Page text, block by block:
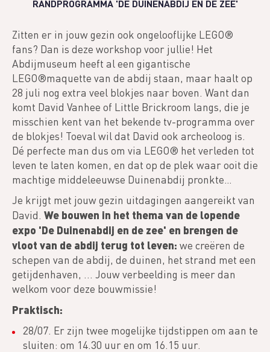
RANDPROGRAMMA 'DE DUINENABDIJ EN DE ZEE'
Zitten er in jouw gezin ook ongelooflijke LEGO®
fans? Dan is deze workshop voor jullie! Het
Abdijmuseum heeft al een gigantische
LEGO®maquette van de abdij staan, maar haalt op
28 juli nog extra veel blokjes naar boven. Want dan
komt David Vanhee of Little Brickroom langs, die je
misschien kent van het bekende tv-programma over
de blokjes! Toeval wil dat David ook archeoloog is.
Dé perfecte man dus om via LEGO® het verleden tot
leven te laten komen, en dat op de plek waar ooit die
machtige middeleeuwse Duinenabdij pronkte…
Je krijgt met jouw gezin uitdagingen aangereikt van
David. We bouwen in het thema van de lopende
expo 'De Duinenabdij en de zee' en brengen de
vloot van de abdij terug tot leven: we creëren de
schepen van de abdij, de duinen, het strand met een
getijdenhaven, ... Jouw verbeelding is meer dan
welkom voor deze bouwmissie!
Praktisch:
28/07. Er zijn twee mogelijke tijdstippen om aan te
sluiten: om 14.30 uur en om 16.15 uur.